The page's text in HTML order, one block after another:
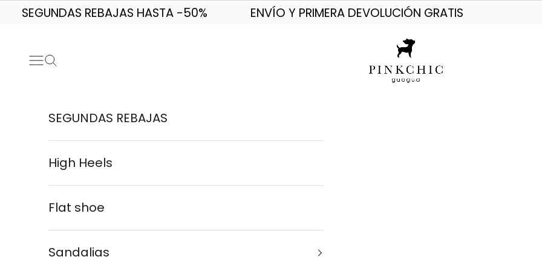
Skip to content
SEGUNDAS REBAJAS HASTA -50% ENVÍO Y PRIMERA DEVOLUCIÓN GRATIS
PINKCHIC guagua
Navigation menu
Search
SEGUNDAS REBAJAS
High Heels
Flat shoe
Sandalias